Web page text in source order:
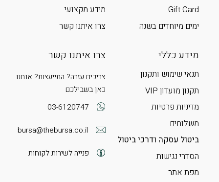
Gift Card
ימים מיוחדים בשנה
מידע מקצועי
צרו איתנו קשר
מידע כללי
תנאי שימוש ותקנון
תקנון מועדון VIP
מדיניות פרטיות
משלוחים
ביטול עסקה ודרכי ביטול
הסדרי נגישות
מפת אתר
צרו איתנו קשר
צריכים עזרה? התייעצות? אנחנו
כאן בשבילכם
03-6120747
bursa@thebursa.co.il
פנייה לשירות לקוחות